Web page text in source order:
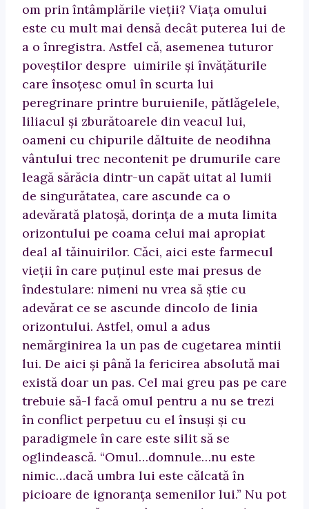
om prin întâmplările vieţii? Viaţa omului
este cu mult mai densă decât puterea lui de
a o înregistra. Astfel că, asemenea tuturor
poveştilor despre uimirile şi învăţăturile
care însoţesc omul în scurta lui
peregrinare printre buruienile, pătlăgelele,
liliacul şi zburătoarele din veacul lui,
oameni cu chipurile dăltuite de neodihna
vântului trec necontenit pe drumurile care
leagă sărăcia dintr-un capăt uitat al lumii
de singurătatea, care ascunde ca o
adevărată platoşă, dorinţa de a muta limita
orizontului pe coama celui mai apropiat
deal al tăinuirilor. Căci, aici este farmecul
vieţii în care puţinul este mai presus de
îndestulare: nimeni nu vrea să ştie cu
adevărat ce se ascunde dincolo de linia
orizontului. Astfel, omul a adus
nemărginirea la un pas de cugetarea mintii
lui. De aici şi până la fericirea absolută mai
există doar un pas. Cel mai greu pas pe care
trebuie să-l facă omul pentru a nu se trezi
în conflict perpetuu cu el însuşi şi cu
paradigmele în care este silit să se
oglindească. “Omul…domnule…nu este
nimic…dacă umbra lui este călcată în
picioare de ignoranţa semenilor lui.” Nu pot